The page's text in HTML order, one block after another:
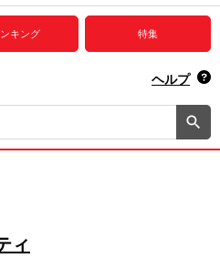
録音からさがす
キング 特集
ヘルプ
ィ